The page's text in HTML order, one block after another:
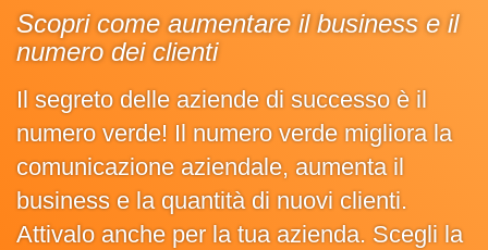
Scopri come aumentare il business e il
numero dei clienti
Il segreto delle aziende di successo è il
numero verde! Il numero verde migliora la
comunicazione aziendale, aumenta il
business e la quantità di nuovi clienti.
Attivalo anche per la tua azienda. Scegli la